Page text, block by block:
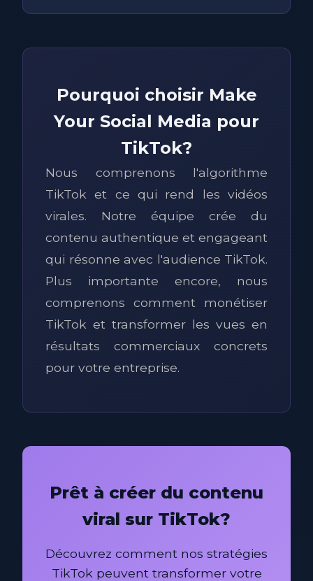
Pourquoi choisir Make
Your Social Media pour
TikTok?
Nous comprenons l'algorithme
TikTok et ce qui rend les vidéos
virales. Notre équipe crée du
contenu authentique et engageant
qui résonne avec l'audience TikTok.
Plus importante encore, nous
comprenons comment monétiser
TikTok et transformer les vues en
résultats commerciaux concrets
pour votre entreprise.
Prêt à créer du contenu
viral sur TikTok?
Découvrez comment nos stratégies
TikTok peuvent transformer votre